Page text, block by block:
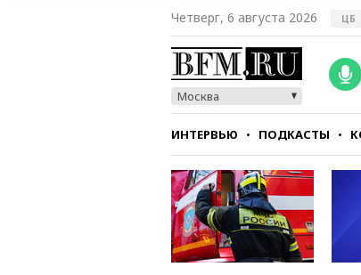
Четверг, 6 августа 2026 ЦБ
Москва
ИНТЕРВЬЮ ПОДКАСТЫ
СТИЛЬ ТЕСТЫ